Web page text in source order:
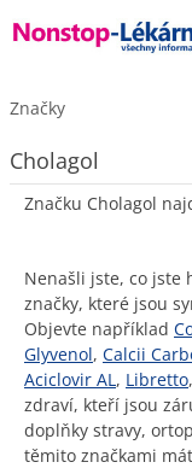
Značky
Cholagol
Značku Cholagol
Nenašli jste, co jste
značky, které jsou
Objevte například
Glyvenol, Calcii
Aciclovir AL, Libretto,
zdraví, kteří jsou
doplňky stravy,
těmito značkami